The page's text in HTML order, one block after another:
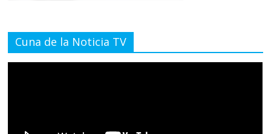
Cuna de la Noticia TV